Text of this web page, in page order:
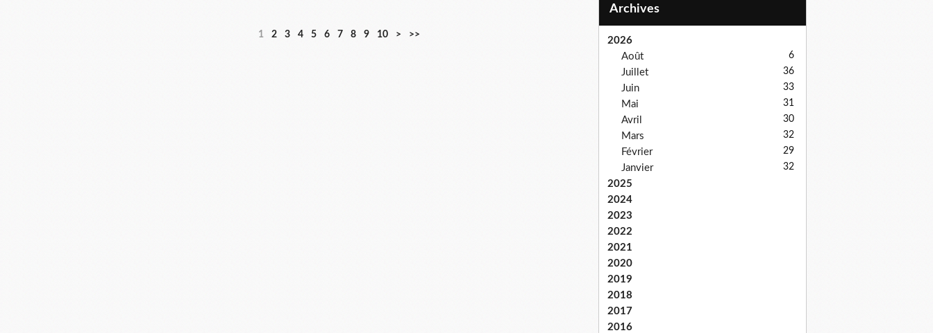
1 2 3 4 5 6 7 8 9 10 > >>
Archives
2026
Août
6
Juillet 36
Juin 33
Mai 31
Avril 30
Mars 32
Février 29
Janvier 32
2025
2024
2023
2022
2021
2020
2019
2018
2017
2016